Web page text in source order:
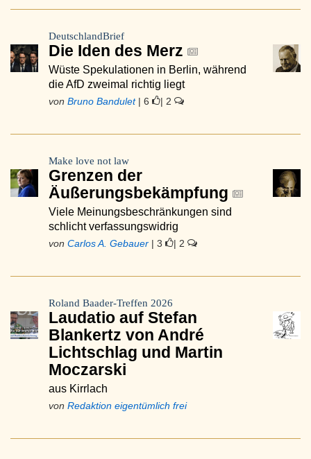
DeutschlandBrief
Die Iden des Merz
Wüste Spekulationen in Berlin, während
die AfD zweimal richtig liegt
von Bruno Bandulet| 6 | 2
Make love not law
Grenzen der
Äußerungsbekämpfung
Viele Meinungsbeschränkungen sind
schlicht verfassungswidrig
von Carlos A. Gebauer | 3 | 2
Roland Baader-Treffen 2026
Laudatio auf Stefan
Blankertz von André
Lichtschlag und Martin
Moczarski
aus Kirrlach
von Redaktion eigentümlich frei